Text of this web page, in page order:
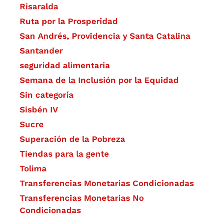
Risaralda
Ruta por la Prosperidad
San Andrés, Providencia y Santa Catalina
Santander
seguridad alimentaria
Semana de la Inclusión por la Equidad
Sin categoría
Sisbén IV
Sucre
Superación de la Pobreza
Tiendas para la gente
Tolima
Transferencias Monetarias Condicionadas
Transferencias Monetarias No
Condicionadas